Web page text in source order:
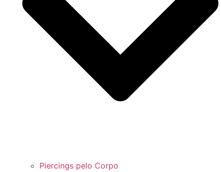
Piercings pelo Corpo